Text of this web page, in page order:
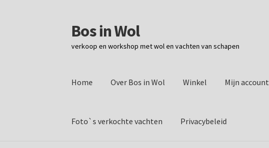
Ga
door
naar
Ga
naar
de
Bos in Wol
verkoop en workshop met wol en vachten van schapen
Home Over Bos in Wol Winkel Mijn account
Foto`s verkochte vachten Privacybeleid